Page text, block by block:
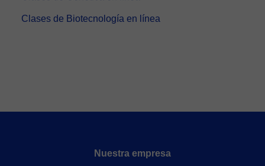
Clases de Biotecnología en línea
Nuestra empresa